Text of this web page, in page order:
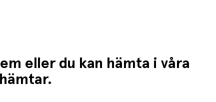
eller du kan hämta i våra